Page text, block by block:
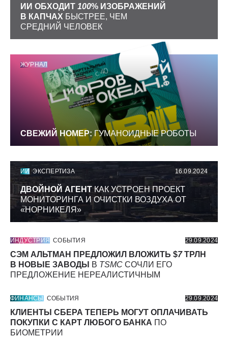
ИИ ОБХОДИТ 100% ИЗОБРАЖЕНИЙ
В КАПЧАХ БЫСТРЕЕ, ЧЕМ
СРЕДНИЙ ЧЕЛОВЕК
ЖУРНАЛ
СВЕЖИЙ НОМЕР: ГУМАНОИДНЫЕ РОБОТЫ
ИИ ЭКСПЕРТИЗА 16.09.2024
ДВОЙНОЙ АГЕНТКАК УСТРОЕН ПРОЕКТ
МОНИТОРИНГА И ОЧИСТКИ ВОЗДУХА ОТ
«НОРНИКЕЛЯ»
ИНДУСТРИЯ СОБЫТИЯ 29.09.2024
СЭМ АЛЬТМАН ПРЕДЛОЖИЛ ВЛОЖИТЬ $7ТРЛН
В НОВЫЕ ЗАВОДЫ
В TSMC СОЧЛИ ЕГО
ПРЕДЛОЖЕНИЕ НЕРЕАЛИСТИЧНЫМ
ФИНАНСЫ СОБЫТИЯ 29.09.2024
КЛИЕНТЫ СБЕРА ТЕПЕРЬ МОГУТ ОПЛАЧИВАТЬ
ПОКУПКИ С КАРТ ЛЮБОГО БАНКА ПО
БИОМЕТРИИ